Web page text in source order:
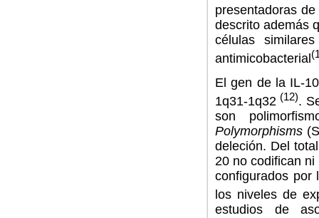
presentadoras
descrito además
células
antimicobacterial
El gen de la IL-
1q31-1q32 (12).
son
Polymorphisms
deleción. Del
20 no codifican
configurados por
los niveles de
estudios de